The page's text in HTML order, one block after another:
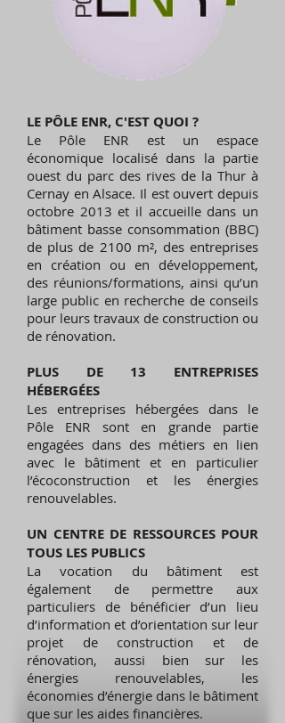
LE PÔLE ENR, C'EST QUOI ?
Le Pôle ENR est un espace
économique localisé dans la partie
ouest du parc des rives de la Thur à
Cernay en Alsace. Il est ouvert depuis
octobre 2013 et il accueille dans un
bâtiment basse consommation (BBC)
de plus de 2100 m², des entreprises
en création ou en développement,
des réunions/formations, ainsi qu’un
large public en recherche de conseils
pour leurs travaux de construction ou
de rénovation.
PLUS DE 13 ENTREPRISES
HÉBERGÉES
Les entreprises hébergées dans le
Pôle ENR sont en grande partie
engagées dans des métiers en lien
avec le bâtiment et en particulier
l’écoconstruction et les énergies
renouvelables.
UN CENTRE DE RESSOURCES POUR
TOUS LES PUBLICS
La vocation du bâtiment est
également de permettre aux
particuliers de bénéficier d’un lieu
d’information et d’orientation sur leur
projet de construction et de
rénovation, aussi bien sur les
énergies renouvelables, les
économies d’énergie dans le bâtiment
que sur les aides financières.